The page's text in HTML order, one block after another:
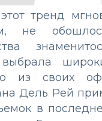
тренд
не
из своих
Дель Рей
в